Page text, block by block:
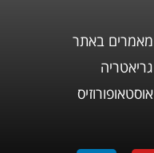
מאמרים באתר
גריאטריה
אוסטאופורוזיס